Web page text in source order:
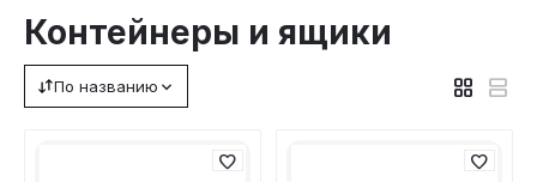
НОВИНКИ
Контейнеры и ящики
По названию